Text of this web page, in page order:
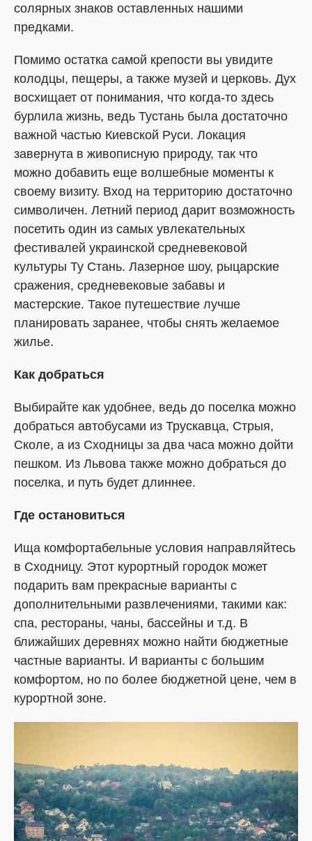
солярных знаков оставленных нашими
предками.
Помимо остатка самой крепости вы увидите
колодцы, пещеры, а также музей и церковь. Дух
восхищает от понимания, что когда-то здесь
бурлила жизнь, ведь Тустань была достаточно
важной частью Киевской Руси. Локация
завернута в живописную природу, так что
можно добавить еще волшебные моменты к
своему визиту. Вход на территорию достаточно
символичен. Летний период дарит возможность
посетить один из самых увлекательных
фестивалей украинской средневековой
культуры Ту Стань. Лазерное шоу, рыцарские
сражения, средневековые забавы и
мастерские. Такое путешествие лучше
планировать заранее, чтобы снять желаемое
жилье.
Как добраться
Выбирайте как удобнее, ведь до поселка можно
добраться автобусами из Трускавца, Стрыя,
Сколе, а из Сходницы за два часа можно дойти
пешком. Из Львова также можно добраться до
поселка, и путь будет длиннее.
Где остановиться
Ища комфортабельные условия направляйтесь
в Сходницу. Этот курортный городок может
подарить вам прекрасные варианты с
дополнительными развлечениями, такими как:
спа, рестораны, чаны, бассейны и т.д. В
ближайших деревнях можно найти бюджетные
частные варианты. И варианты с большим
комфортом, но по более бюджетной цене, чем в
курортной зоне.